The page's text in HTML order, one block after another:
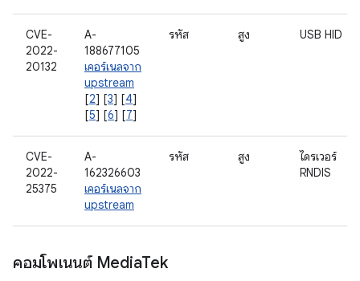
CVE-
2022-
20132
A-
188677105
เคอร์เนลจาก
upstream
[2] [3] [4]
[5] [6] [7]
รหัส สูง USB HID
CVE-
2022-
25375
A-
162326603
เคอร์เนลจาก
upstream
รหัส สูง
ไดรเวอร์
RNDIS
คอมโพเนนต์ MediaTek